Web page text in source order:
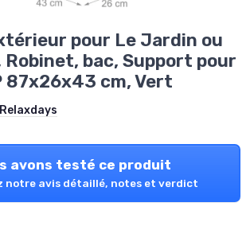
pour Le Jardin ou
bac, Support pour
87x26x43 cm, Vert
Relaxdays
avons testé ce produit
notre avis détaillé, notes et verdict